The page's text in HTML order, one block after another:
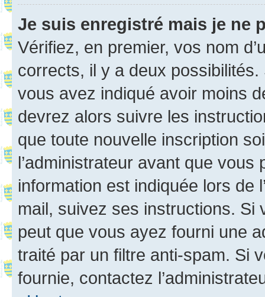
Je suis enregistré mais je ne
Vérifiez, en premier, vos nom
corrects, il y a deux
vous avez indiqué avoir moins
devrez alors suivre les
que toute nouvelle inscription
l’administrateur avant que
information est indiquée lors de
mail, suivez ses instructions. Si
peut que vous ayez fourni une
traité par un filtre anti-spam. Si
fournie, contactez